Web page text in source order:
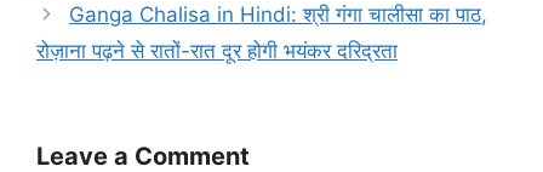
Ganga Chalisa in Hindi: श्री गंगा चालीसा का पाठ,
रोज़ाना पढ़ने से रातों-रात दूर होगी भयंकर दरिद्रता
Leave a Comment